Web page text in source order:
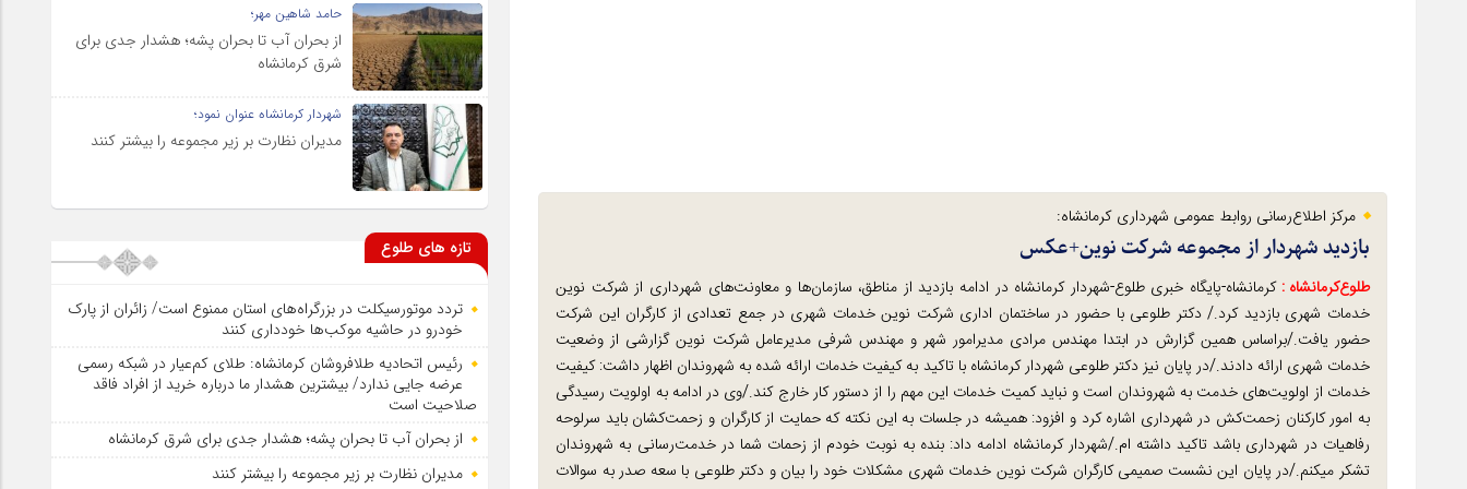
مرکز اطلاع‌رسانی روابط عمومی شهرداری کرمانشاه:
بازدید شهردار از مجموعه شرکت نوین+عکس
طلوع‌‌کرمانشاه : کرمانشاه-پایگاه خبری طلوع-شهردار کرمانشاه در ادامه بازدید از مناطق، سازمان‌ها و معاونت‌های شهرداری از شرکت نوین
خدمات شهری بازدید کرد./ دکتر طلوعی با حضور در ساختمان اداری شرکت نوین خدمات شهری در جمع تعدادی از کارگران این شرکت
حضور یافت./براساس همین گزارش در ابتدا مهندس مرادی مدیرامور شهر و مهندس شرفی مدیرعامل شرکت نوین گزارشی از وضعیت
خدمات شهری ارائه دادند./در پایان نیز دکتر طلوعی شهردار کرمانشاه با تاکید به کیفیت خدمات ارائه شده به شهروندان اظهار داشت: کیفیت
خدمات از اولویت‌های خدمت به شهروندان است و نباید کمیت خدمات این مهم را از دستور کار خارج کند./وی در ادامه به اولویت رسیدگی
به امور کارکنان زحمت‌کش در شهرداری اشاره کرد و افزود: همیشه در جلسات به این نکته که حمایت از کارگران و زحمت‌کشان باید سرلوحه
رفاهیات در شهرداری باشد تاکید داشته ام./شهردار کرمانشاه ادامه داد: بنده به نوبت خودم از زحمات شما در خدمت‌رسانی به شهروندان
تشکر میکنم./در پایان این نشست صمیمی کارگران شرکت نوین خدمات شهری مشکلات خود را بیان و دکتر طلوعی با سعه صدر به سوالات
حامد شاهین مهر؛
از بحران آب تا بحران پشه؛ هشدار جدی برای
شرق کرمانشاه
شهردار کرمانشاه عنوان نمود؛
مدیران نظارت بر زیر مجموعه را بیشتر کنند
تازه های طلوع
تردد موتورسیکلت در بزرگراه‌های استان ممنوع است/ زائران از پارک
خودرو در حاشیه موکب‌ها خودداری کنند
رئیس اتحادیه طلافروشان کرمانشاه: طلای کم‌عیار در شبکه رسمی
عرضه جایی ندارد/ بیشترین هشدار ما درباره خرید از افراد فاقد
صلاحیت است
از بحران آب تا بحران پشه؛ هشدار جدی برای شرق کرمانشاه
مدیران نظارت بر زیر مجموعه را بیشتر کنند